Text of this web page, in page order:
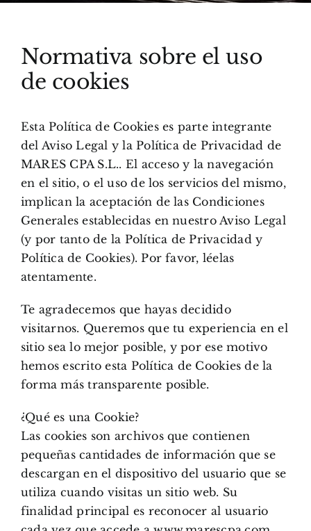
Normativa sobre el uso
de cookies
Esta Política de Cookies es parte integrante
del Aviso Legal y la Política de Privacidad de
MARES CPA S.L.. El acceso y la navegación
en el sitio, o el uso de los servicios del mismo,
implican la aceptación de las Condiciones
Generales establecidas en nuestro Aviso Legal
(y por tanto de la Política de Privacidad y
Política de Cookies). Por favor, léelas
atentamente.
Te agradecemos que hayas decidido
visitarnos. Queremos que tu experiencia en el
sitio sea lo mejor posible, y por ese motivo
hemos escrito esta Política de Cookies de la
forma más transparente posible.
¿Qué es una Cookie?
Las cookies son archivos que contienen
pequeñas cantidades de información que se
descargan en el dispositivo del usuario que se
utiliza cuando visitas un sitio web. Su
finalidad principal es reconocer al usuario